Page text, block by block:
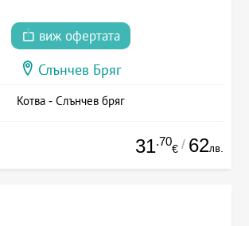
виж офертата
Слънчев Бряг
Котва - Слънчев бряг
31.70
€ / 62лв.